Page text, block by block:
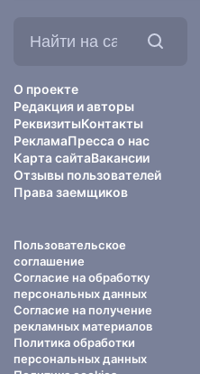
О проекте
Редакция и авторы
РеквизитыКонтакты
РекламаПресса о нас
Карта сайтаВакансии
Отзывы пользователей
Права заемщиков
Пользовательское
соглашение
Согласие на обработку
персональных данных
Согласие на получение
рекламных материалов
Политика обработки
персональных данных